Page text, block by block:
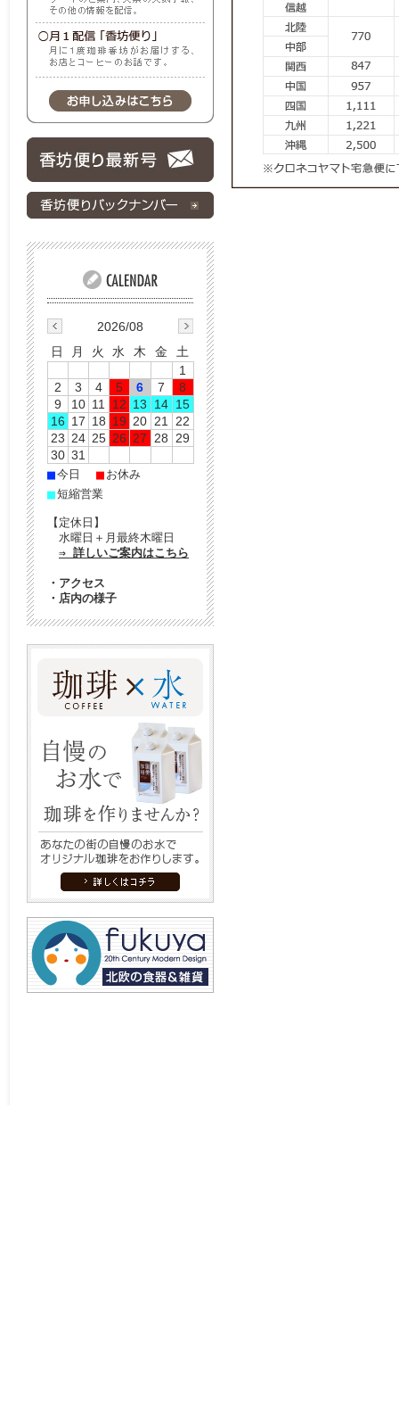
2026/08
日
月 火 水 木 金
土
1
2
3 4 5 6 7
8
9
10 11 12 13 14 15
16 17 18 19 20 21
22
23 24 25 26 27 28
29
30 31
■今日 ■ お休み
■短縮営業
【定休日】
水曜日＋月最終木曜日
⇒ 詳しいご案内はこちら
・ アクセス
・ 店内の様子